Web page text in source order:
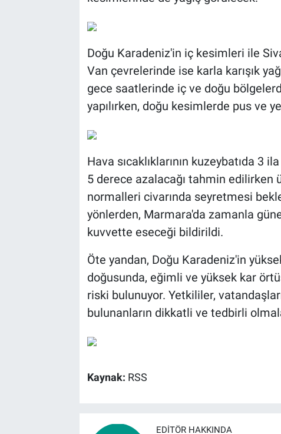
Doğu Karadeniz'in iç kesimleri ile
Van çevrelerinde ise karla karışık
gece saatlerinde iç ve doğu
yapılırken, doğu kesimlerde pus ve
Hava sıcaklıklarının kuzeybatıda 3
5 derece azalacağı tahmin edilirken
normalleri civarında seyretmesi
yönlerden, Marmara'da zamanla
kuvvette eseceği bildirildi.
Öte yandan, Doğu Karadeniz'in
doğusunda, eğimli ve yüksek kar
riski bulunuyor. Yetkililer,
bulunanların dikkatli ve tedbirli
Kaynak: RSS
EDITÖR HAKKINDA